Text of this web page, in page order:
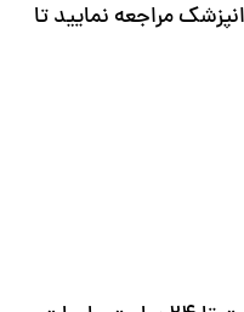
مراجعه نمایید تا